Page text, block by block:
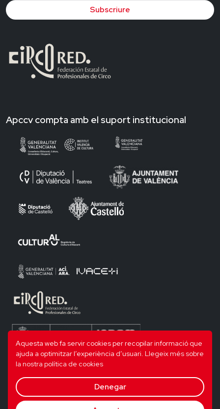
Aquesta web fa servir cookies per recopilar informació que
ajuda a optimitzar l’experiència d’usuari. Llegeix més sobre
la nostra política de cookies
Denegar
Subscriure
Apccv compta amb el suport institucional